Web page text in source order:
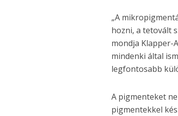
„A
hozni, a tetovált
mondja Klapper-
mindenki által
legfontosabb
A pigmenteket
pigmentekkel